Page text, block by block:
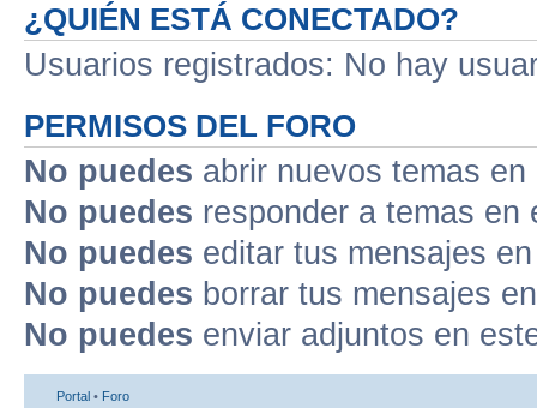
¿QUIÉN ESTÁ CONECTADO?
Usuarios registrados: No hay
PERMISOS DEL FORO
No puedes abrir nuevos temas
No puedes responder a temas en
No puedes editar tus mensajes
No puedes borrar tus mensajes
No puedes enviar adjuntos en
Portal • Foro